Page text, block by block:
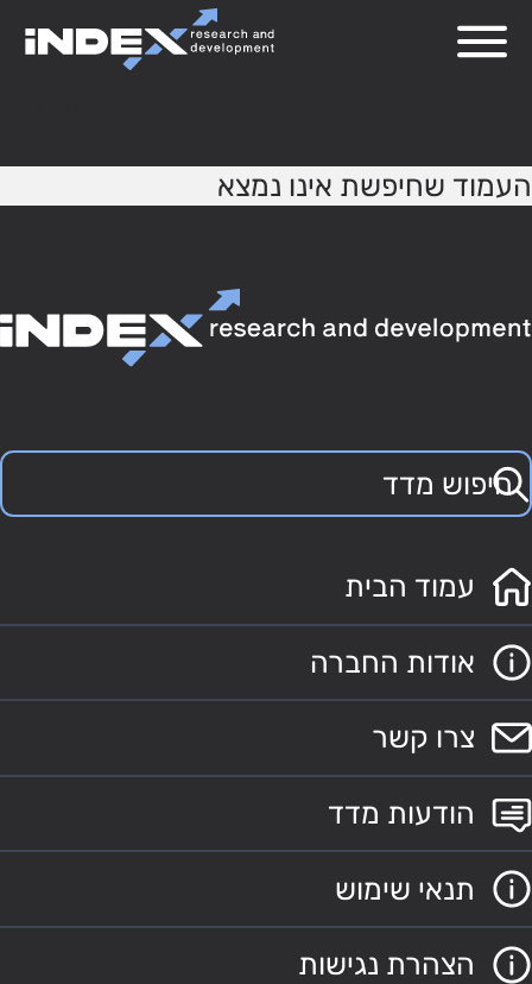
העמוד שחיפשת אינו נמצא
עמוד הבית
אודות החברה
צרו קשר
הודעות מדד
תנאי שימוש
הצהרת נגישות